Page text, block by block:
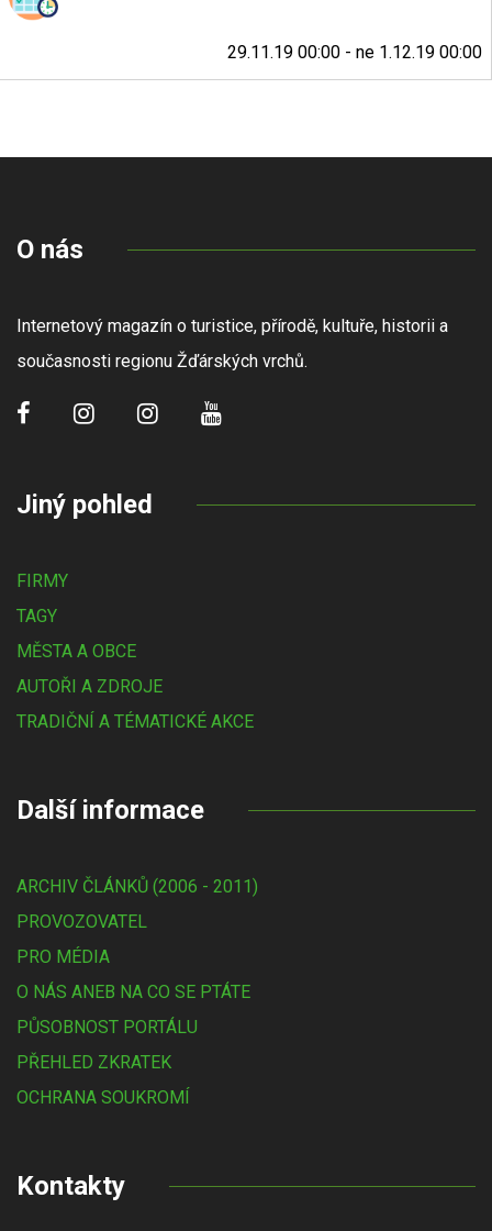
29.11.19 00:00 - ne 1.12.19 00:00
O nás
Internetový magazín o turistice, přírodě, kultuře, historii a
současnosti regionu Žďárských vrchů.
Jiný pohled
FIRMY
TAGY
MĚSTA A OBCE
AUTOŘI A ZDROJE
TRADIČNÍ A TÉMATICKÉ AKCE
Další informace
ARCHIV ČLÁNKŮ (2006 - 2011)
PROVOZOVATEL
PRO MÉDIA
O NÁS ANEB NA CO SE PTÁTE
PŮSOBNOST PORTÁLU
PŘEHLED ZKRATEK
OCHRANA SOUKROMÍ
Kontakty